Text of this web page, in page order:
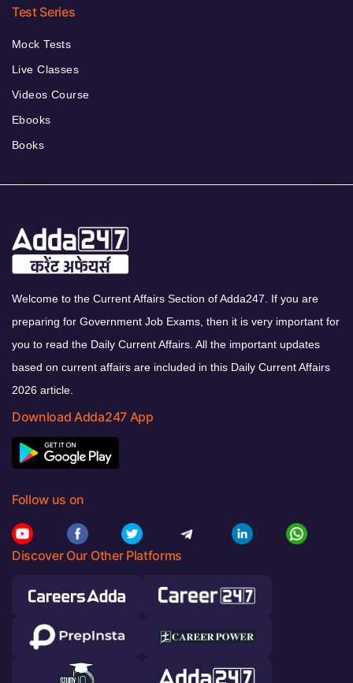
Test Series
Mock Tests
Live Classes
Videos Course
Ebooks
Books
Welcome to the Current Affairs Section of Adda247. If you are
preparing for Government Job Exams, then it is very important for
you to read the Daily Current Affairs. All the important updates
based on current affairs are included in this Daily Current Affairs
2026 article.
Download Adda247 App
Follow us on
Discover Our Other Platforms